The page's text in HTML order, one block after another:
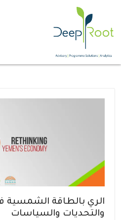
الري بالطاقة الشمسية
والتحديات والسياسات